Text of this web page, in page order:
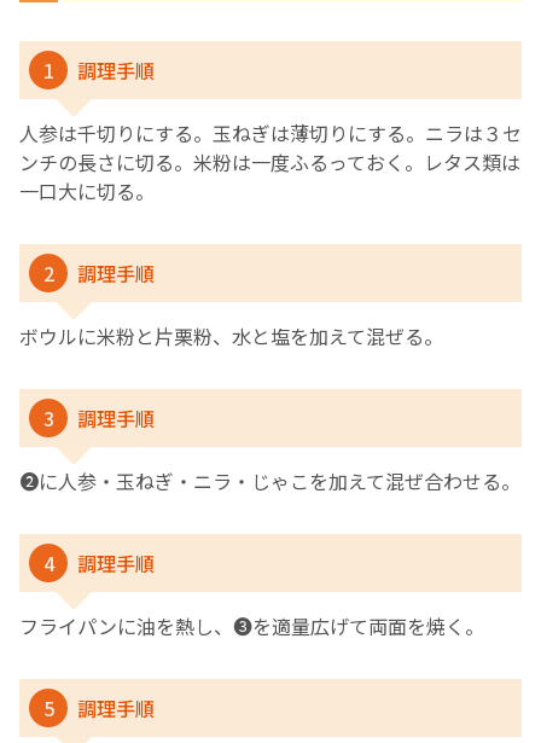
1 調理手順
人参は千切りにする。玉ねぎは薄切りにする。ニラは３セ
ンチの長さに切る。米粉は一度ふるっておく。レタス類は
一口大に切る。
2 調理手順
ボウルに米粉と片栗粉、水と塩を加えて混ぜる。
3 調理手順
❷に人参・玉ねぎ・ニラ・じゃこを加えて混ぜ合わせる。
4 調理手順
フライパンに油を熱し、❸を適量広げて両面を焼く。
5 調理手順